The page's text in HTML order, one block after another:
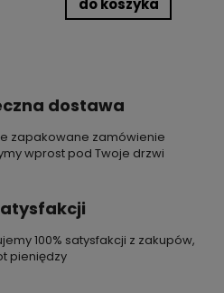
do koszyka
dostawa
zapakowane zamówienie
wprost pod Twoje drzwi
100% satysfakcji z zakupów,
pieniędzy